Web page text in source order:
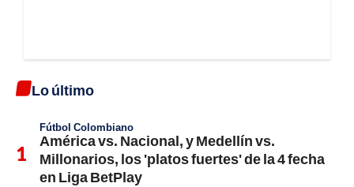
Lo último
Fútbol Colombiano
América vs. Nacional, y Medellín vs.
Millonarios, los 'platos fuertes' de la 4 fecha
en Liga BetPlay